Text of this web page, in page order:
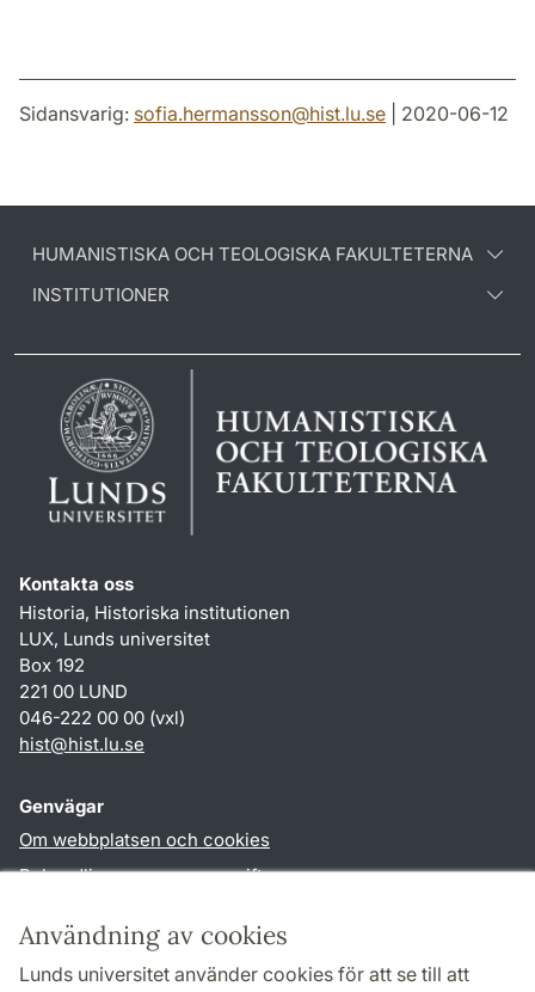
Användning av cookies
Lunds universitet använder cookies för att se till att
Sidansvarig: sofia.hermansson@hist.lu.se | 2020-06-12
HUMANISTISKA OCH TEOLOGISKA FAKULTETERNA
INSTITUTIONER
Kontakta oss
Historia, Historiska institutionen
LUX, Lunds universitet
Box 192
221 00 LUND
046-222 00 00 (vxl)
hist@hist.lu.se
Genvägar
Om webbplatsen och cookies
Behandling av personuppgifter
TYPO3-login